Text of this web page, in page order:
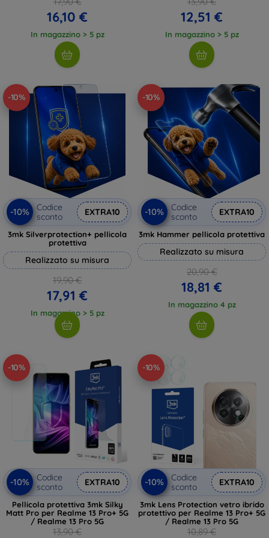
16,10 €
In magazzino > 5 pz
12,51 €
In magazzino > 5 pz
-10%
-10%
Codice
sconto
EXTRA10
3mk Silverprotection+ pellicola
protettiva
Realizzato su misura
19,90 €
17,91 €
In magazzino > 5 pz
-10%
-10%
Codice
sconto
EXTRA10
3mk Hammer pellicola protettiva
Realizzato su misura
20,90 €
18,81 €
In magazzino 4 pz
-10%
-10%
Codice
sconto
EXTRA10
Pellicola protettiva 3mk Silky
Matt Pro per Realme 13 Pro+ 5G
/ Realme 13 Pro 5G
13,90 €
-10%
-10%
Codice
sconto
EXTRA10
3mk Lens Protection vetro ibrido
protettivo per Realme 13 Pro+ 5G
/ Realme 13 Pro 5G
10,89 €